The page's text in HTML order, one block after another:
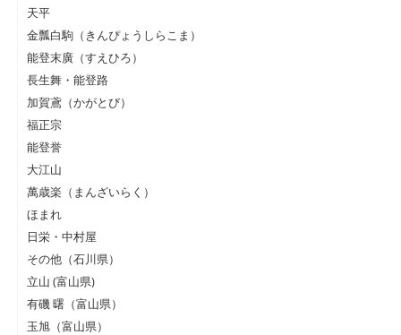
天平
金瓢白駒（きんぴょうしらこま）
能登末廣（すえひろ）
長生舞・能登路
加賀鳶（かがとび）
福正宗
能登誉
大江山
萬歳楽（まんざいらく）
ほまれ
日栄・中村屋
その他（石川県）
立山 (富山県)
有磯 曙（富山県）
玉旭（富山県）